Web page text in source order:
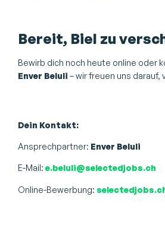
Bereit, Biel zu
Bewirb dich noch heute online oder
Enver Beluli – wir freuen uns darauf,
Dein Kontakt:
Ansprechpartner: Enver Beluli
E-Mail: e.beluli@selectedjobs.ch
Online-Bewerbung: